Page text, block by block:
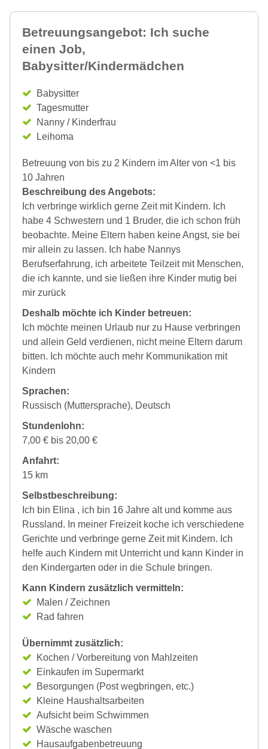
Betreuungsangebot: Ich suche
einen Job,
Babysitter/Kindermädchen
Babysitter
Tagesmutter
Nanny / Kinderfrau
Leihoma
Betreuung von bis zu 2 Kindern im Alter von <1 bis
10 Jahren
Beschreibung des Angebots:
Ich verbringe wirklich gerne Zeit mit Kindern. Ich
habe 4 Schwestern und 1 Bruder, die ich schon früh
beobachte. Meine Eltern haben keine Angst, sie bei
mir allein zu lassen. Ich habe Nannys
Berufserfahrung, ich arbeitete Teilzeit mit Menschen,
die ich kannte, und sie ließen ihre Kinder mutig bei
mir zurück
Deshalb möchte ich Kinder betreuen:
Ich möchte meinen Urlaub nur zu Hause verbringen
und allein Geld verdienen, nicht meine Eltern darum
bitten. Ich möchte auch mehr Kommunikation mit
Kindern
Sprachen:
Russisch (Muttersprache), Deutsch
Stundenlohn:
7,00 € bis 20,00 €
Anfahrt:
15 km
Selbstbeschreibung:
Ich bin Elina , ich bin 16 Jahre alt und komme aus
Russland. In meiner Freizeit koche ich verschiedene
Gerichte und verbringe gerne Zeit mit Kindern. Ich
helfe auch Kindern mit Unterricht und kann Kinder in
den Kindergarten oder in die Schule bringen.
Kann Kindern zusätzlich vermitteln:
Malen / Zeichnen
Rad fahren
Übernimmt zusätzlich:
Kochen / Vorbereitung von Mahlzeiten
Einkaufen im Supermarkt
Besorgungen (Post wegbringen, etc.)
Kleine Haushaltsarbeiten
Aufsicht beim Schwimmen
Wäsche waschen
Hausaufgabenbetreuung